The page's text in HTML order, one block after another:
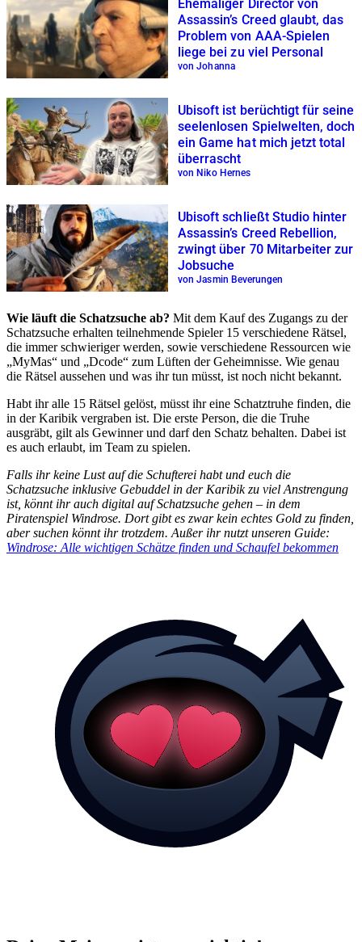
Ehemaliger Director von
Assassin’s Creed glaubt, das
Problem von AAA-Spielen
liege bei zu viel Personal
von Johanna
Ubisoft ist berüchtigt für seine
seelenlosen Spielwelten, doch
ein Game hat mich jetzt total
überrascht
von Niko Hernes
Ubisoft schließt Studio hinter
Assassin’s Creed Rebellion,
zwingt über 70 Mitarbeiter zur
Jobsuche
von Jasmin Beverungen
Wie läuft die Schatzsuche ab? Mit dem Kauf des Zugangs zu der
Schatzsuche erhalten teilnehmende Spieler 15 verschiedene Rätsel,
die immer schwieriger werden, sowie verschiedene Ressourcen wie
„MyMas“ und „Dcode“ zum Lüften der Geheimnisse. Wie genau
die Rätsel aussehen und was ihr tun müsst, ist noch nicht bekannt.
Habt ihr alle 15 Rätsel gelöst, müsst ihr eine Schatztruhe finden, die
in der Karibik vergraben ist. Die erste Person, die die Truhe
ausgräbt, gilt als Gewinner und darf den Schatz behalten. Dabei ist
es auch erlaubt, im Team zu spielen.
Falls ihr keine Lust auf die Schufterei habt und euch die
Schatzsuche inklusive Gebuddel in der Karibik zu viel Anstrengung
ist, könnt ihr auch digital auf Schatzsuche gehen – in dem
Piratenspiel Windrose. Dort gibt es zwar kein echtes Gold zu finden,
aber suchen könnt ihr trotzdem. Außer ihr nutzt unseren Guide:
Windrose: Alle wichtigen Schätze finden und Schaufel bekommen